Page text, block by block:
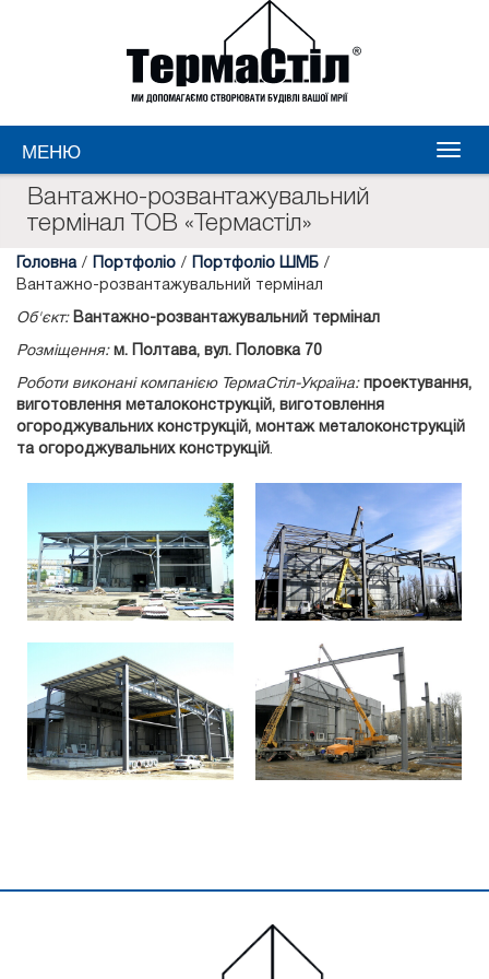
МЕНЮ
Вантажно-розвантажувальний
термінал ТОВ «Термастіл»
Головна / Портфоліо / Портфоліо ШМБ /
Вантажно-розвантажувальний термінал
Об'єкт: Вантажно-розвантажувальний термінал
Розміщення: м. Полтава, вул. Половка 70
Роботи виконані компанією ТермаСтіл-Україна: проектування,
виготовлення металоконструкцій, виготовлення
огороджувальних конструкцій, монтаж металоконструкцій
та огороджувальних конструкцій.